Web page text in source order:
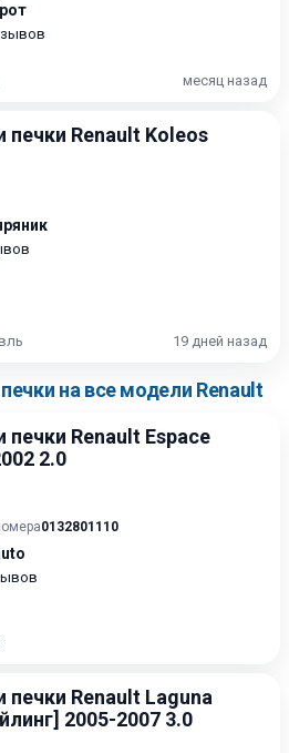
месяц назад
Renault Koleos
19 дней назад
на все модели Renault
Renault Espace
2.0
0132801110
Renault Laguna
2005-2007 3.0